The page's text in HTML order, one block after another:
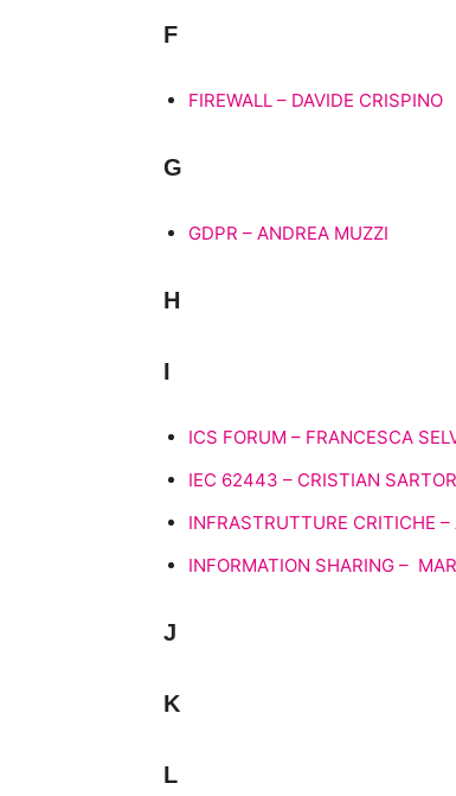
F
FIREWALL – DAVIDE CRISPINO
G
GDPR – ANDREA MUZZI
H
I
ICS FORUM – FRANCESCA
IEC 62443 – CRISTIAN
INFRASTRUTTURE CRITICHE
INFORMATION SHARING –
J
K
L